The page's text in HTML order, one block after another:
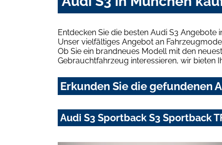
Entdecken Sie die besten Audi S3 Angebote
Unser vielfältiges Angebot an
Ob Sie ein brandneues Modell mit den
Gebrauchtfahrzeug interessieren, wir bieten
Erkunden Sie die gefundenen
Audi S3 Sportback S3 Sportback